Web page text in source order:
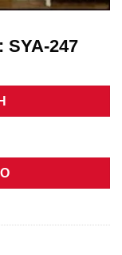
SYA-247